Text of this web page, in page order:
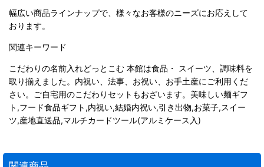
幅広い商品ラインナップで、様々なお客様のニーズにお応えして
おります。
関連キーワード
こだわりの名前入れどっとこむ 本館は食品・ スイーツ、調味料を
取り揃えました。内祝い、法事、お祝い、お手土産にご利用くだ
さい。ご自宅用のこだわりセットもおざいます。美味しい麺ギフ
ト,フード食品ギフト,内祝い,結婚内祝い,引き出物,お菓子,スイー
ツ,産地直送品,マルチカードツール(アルミケース入)